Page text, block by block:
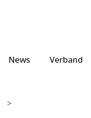
News Verband
>